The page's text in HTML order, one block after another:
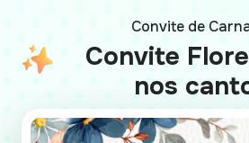
Convite de
Convite
nos